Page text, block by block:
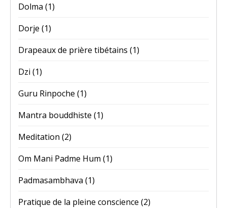
Dolma (1)
Dorje (1)
Drapeaux de prière tibétains (1)
Dzi (1)
Guru Rinpoche (1)
Mantra bouddhiste (1)
Meditation (2)
Om Mani Padme Hum (1)
Padmasambhava (1)
Pratique de la pleine conscience (2)